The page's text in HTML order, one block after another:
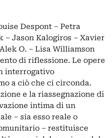
Despont – Petra
– Jason Kalogiros – Xavier
O. – Lisa Williamson
di riflessione. Le opere
interrogativo
a ciò che ci circonda.
e la riassegnazione di
intima di un
– sia esso reale o
– restituisce